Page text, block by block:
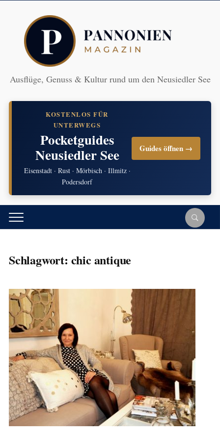
Ausflüge, Genuss & Kultur rund um den Neusiedler See
KOSTENLOS FÜR
UNTERWEGS
Pocketguides
Neusiedler See
Eisenstadt · Rust · Mörbisch · Illmitz ·
Podersdorf
Guides öffnen →
Schlagwort: chic antique